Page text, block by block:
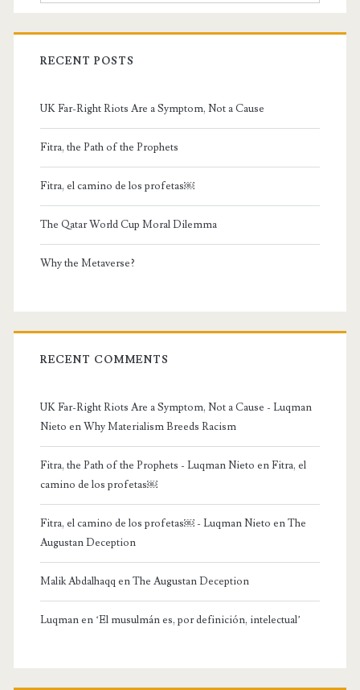
RECENT POSTS
UK Far-Right Riots Are a Symptom, Not a Cause
Fitra, the Path of the Prophets
Fitra, el camino de los profetas￼
The Qatar World Cup Moral Dilemma
Why the Metaverse?
RECENT COMMENTS
UK Far-Right Riots Are a Symptom, Not a Cause - Luqman
Nieto enWhy Materialism Breeds Racism
Fitra, the Path of the Prophets - Luqman Nieto enFitra, el
camino de los profetas￼
Fitra, el camino de los profetas￼ - Luqman Nieto enThe
Augustan Deception
Malik Abdalhaqq enThe Augustan Deception
Luqmanen ‘El musulmán es, por definición, intelectual’